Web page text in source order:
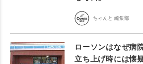
ちゃんと 編集部
ローソンはなぜ病
立ち上げ時には懐